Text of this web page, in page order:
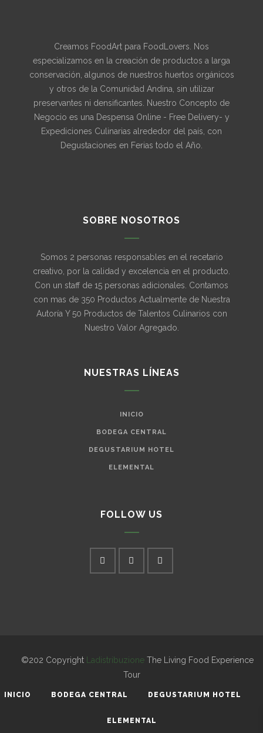
Creamos FoodArt para FoodLovers. Nos
especializamos en la creación de productos a larga
conservación, algunos de nuestros huertos orgánicos
y otros de la Comunidad Andina, sin utilizar
preservantes ni densificantes. Nuestro Concepto de
Negocio es una Despensa Online - Free Delivery- y
Expediciones Culinarias alrededor del país, con
Degustaciones en Ferias todo el Año.
SOBRE NOSOTROS
Somos 2 personas responsables en el recetario
creativo, por la calidad y excelencia en el producto.
Con un staff de 15 personas adicionales. Contamos
con mas de 350 Productos Actualmente de Nuestra
Autoría Y 50 Productos de Talentos Culinarios con
Nuestro Valor Agregado.
NUESTRAS LÍNEAS
INICIO
BODEGA CENTRAL
DEGUSTARIUM HOTEL
ELEMENTAL
FOLLOW US
©202 Copyright Ladistribuzione The Living Food Experience
Tour
INICIO BODEGA CENTRAL DEGUSTARIUM HOTEL
ELEMENTAL